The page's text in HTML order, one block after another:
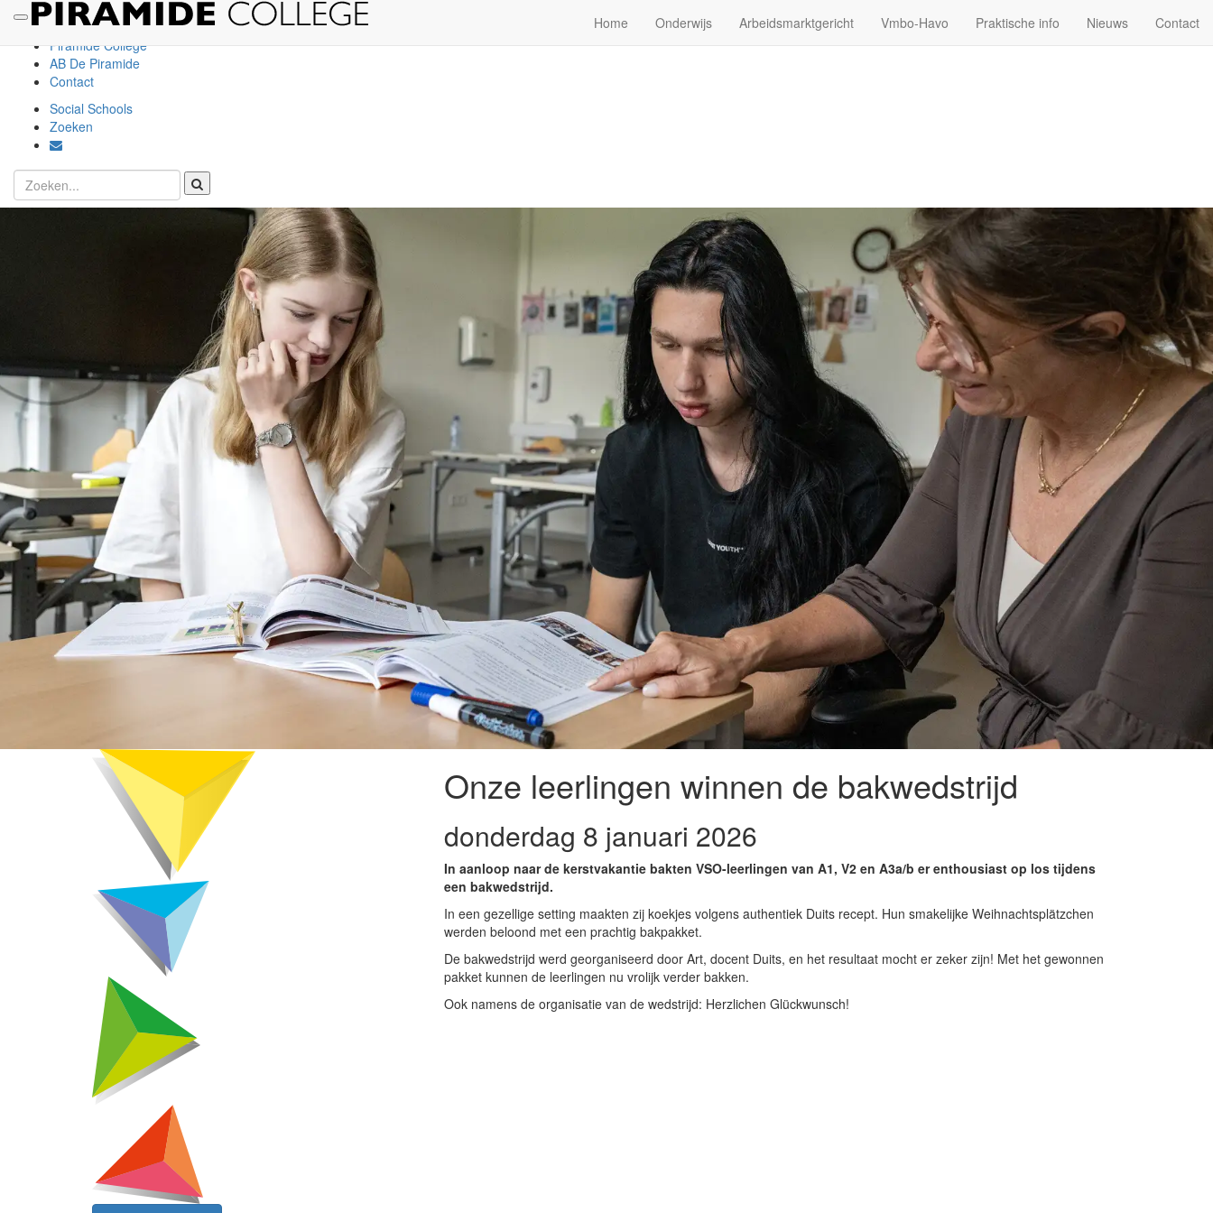
(V)SO De Piramide
SO De Piramide
Piramide College
AB De Piramide
Contact
Social Schools
Zoeken
Home Onderwijs Arbeidsmarktgericht Vmbo-Havo Praktische info Nieuws Contact
Onze leerlingen winnen de bakwedstrijd
donderdag 8 januari 2026
In aanloop naar de kerstvakantie bakten VSO-leerlingen van A1, V2 en A3a/b er enthousiast op los tijdens
een bakwedstrijd.
In een gezellige setting maakten zij koekjes volgens authentiek Duits recept. Hun smakelijke Weihnachtsplätzchen
werden beloond met een prachtig bakpakket.
De bakwedstrijd werd georganiseerd door Art, docent Duits, en het resultaat mocht er zeker zijn! Met het gewonnen
pakket kunnen de leerlingen nu vrolijk verder bakken.
Ook namens de organisatie van de wedstrijd: Herzlichen Glückwunsch!